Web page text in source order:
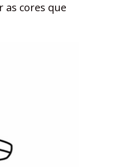
as cores que